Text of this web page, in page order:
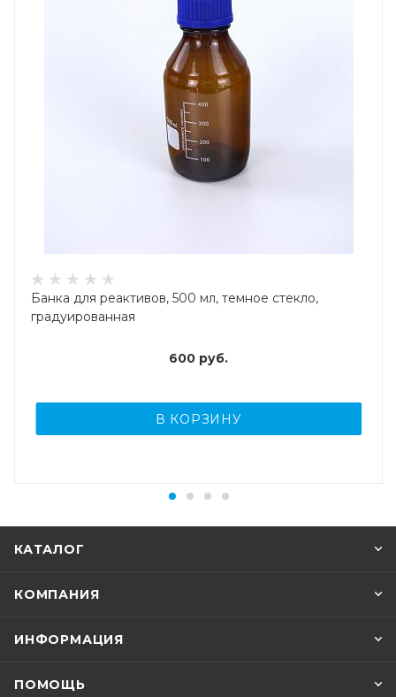
Банка для реактивов, 500 мл, темное стекло,
градуированная
600 руб.
В КОРЗИНУ
КАТАЛОГ
КОМПАНИЯ
ИНФОРМАЦИЯ
ПОМОЩЬ